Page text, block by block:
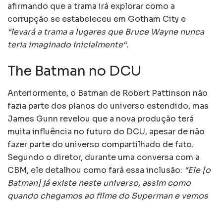
afirmando que a trama irá explorar como a
corrupção se estabeleceu em Gotham City e
“levará a trama a lugares que Bruce Wayne nunca
teria imaginado inicialmente“.
The Batman no DCU
Anteriormente, o Batman de Robert Pattinson não
fazia parte dos planos do universo estendido, mas
James Gunn revelou que a nova produção terá
muita influência no futuro do DCU, apesar de não
fazer parte do universo compartilhado de fato.
Segundo o diretor, durante uma conversa com a
CBM, ele detalhou como fará essa inclusão: “Ele [o
Batman] já existe neste universo, assim como
quando chegamos ao filme do Superman e vemos